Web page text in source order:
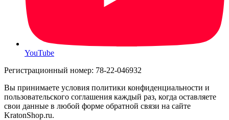
YouTube
Регистрационный номер: 78-22-046932
Вы принимаете условия политики конфиденциальности и
пользовательского соглашения каждый раз, когда оставляете
свои данные в любой форме обратной связи на сайте
KratonShop.ru.